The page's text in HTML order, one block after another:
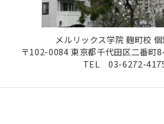
メルリックス学院 麹町校
〒102-0084 東京都千代田区二番町
TEL 03-6272-